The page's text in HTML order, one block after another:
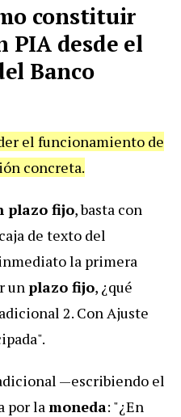
constituir
PIA desde el
Banco
el funcionamiento de
concreta.
plazo fijo, basta con
de texto del
la primera
unplazo fijo, ¿qué
2. Con Ajuste
—escribiendo el
por lamoneda: "¿En